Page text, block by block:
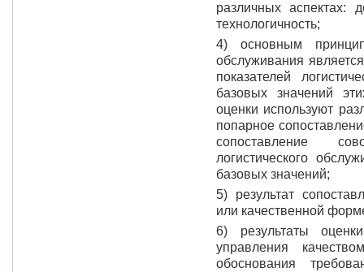
различных аспектах:
технологичность;
4) основным
обслуживания
показателей
базовых значений
оценки используют
попарное
сопоставление
логистического
базовых значений;
5) результат
или качественной
6) результаты
управления
обоснования